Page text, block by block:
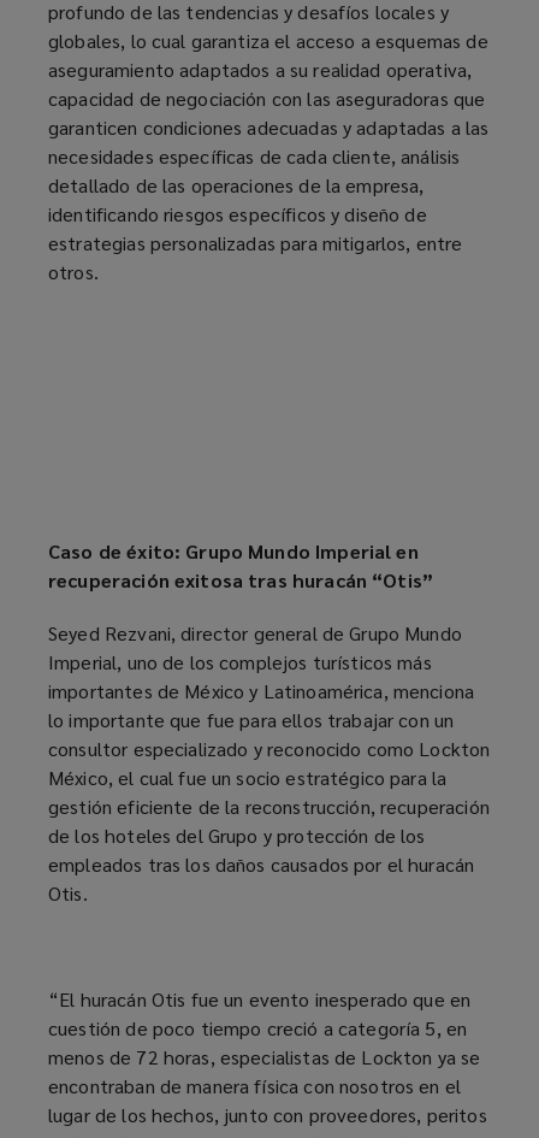
profundo de las tendencias y desafíos locales y
globales, lo cual garantiza el acceso a esquemas de
aseguramiento adaptados a su realidad operativa,
capacidad de negociación con las aseguradoras que
garanticen condiciones adecuadas y adaptadas a las
necesidades específicas de cada cliente, análisis
detallado de las operaciones de la empresa,
identificando riesgos específicos y diseño de
estrategias personalizadas para mitigarlos, entre
otros.
Caso de éxito: Grupo Mundo Imperial en
recuperación exitosa tras huracán “Otis”
Seyed Rezvani, director general de Grupo Mundo
Imperial, uno de los complejos turísticos más
importantes de México y Latinoamérica, menciona
lo importante que fue para ellos trabajar con un
consultor especializado y reconocido como Lockton
México, el cual fue un socio estratégico para la
gestión eficiente de la reconstrucción, recuperación
de los hoteles del Grupo y protección de los
empleados tras los daños causados por el huracán
Otis.
“El huracán Otis fue un evento inesperado que en
cuestión de poco tiempo creció a categoría 5, en
menos de 72 horas, especialistas de Lockton ya se
encontraban de manera física con nosotros en el
lugar de los hechos, junto con proveedores, peritos